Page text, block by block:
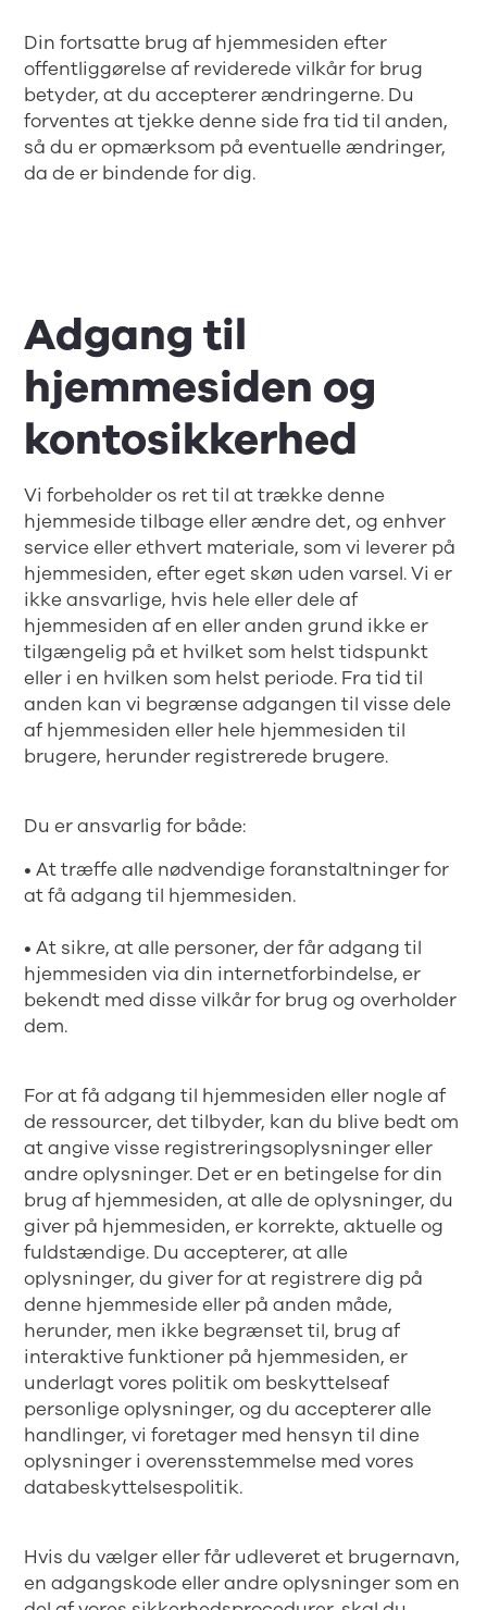
Din fortsatte brug af hjemmesiden efter
offentliggørelse af reviderede vilkår for brug
betyder, at du accepterer ændringerne. Du
forventes at tjekke denne side fra tid til anden,
så du er opmærksom på eventuelle ændringer,
da de er bindende for dig.
Adgang til
hjemmesiden og
kontosikkerhed
Vi forbeholder os ret til at trække denne
hjemmeside tilbage eller ændre det, og enhver
service eller ethvert materiale, som vi leverer på
hjemmesiden, efter eget skøn uden varsel. Vi er
ikke ansvarlige, hvis hele eller dele af
hjemmesiden af en eller anden grund ikke er
tilgængelig på et hvilket som helst tidspunkt
eller i en hvilken som helst periode. Fra tid til
anden kan vi begrænse adgangen til visse dele
af hjemmesiden eller hele hjemmesiden til
brugere, herunder registrerede brugere.
Du er ansvarlig for både:
• At træffe alle nødvendige foranstaltninger for
at få adgang til hjemmesiden.
• At sikre, at alle personer, der får adgang til
hjemmesiden via din internetforbindelse, er
bekendt med disse vilkår for brug og overholder
dem.
For at få adgang til hjemmesiden eller nogle af
de ressourcer, det tilbyder, kan du blive bedt om
at angive visse registreringsoplysninger eller
andre oplysninger. Det er en betingelse for din
brug af hjemmesiden, at alle de oplysninger, du
giver på hjemmesiden, er korrekte, aktuelle og
fuldstændige. Du accepterer, at alle
oplysninger, du giver for at registrere dig på
denne hjemmeside eller på anden måde,
herunder, men ikke begrænset til, brug af
interaktive funktioner på hjemmesiden, er
underlagt vores politik om beskyttelseaf
personlige oplysninger, og du accepterer alle
handlinger, vi foretager med hensyn til dine
oplysninger i overensstemmelse med vores
databeskyttelsespolitik.
Hvis du vælger eller får udleveret et brugernavn,
en adgangskode eller andre oplysninger som en